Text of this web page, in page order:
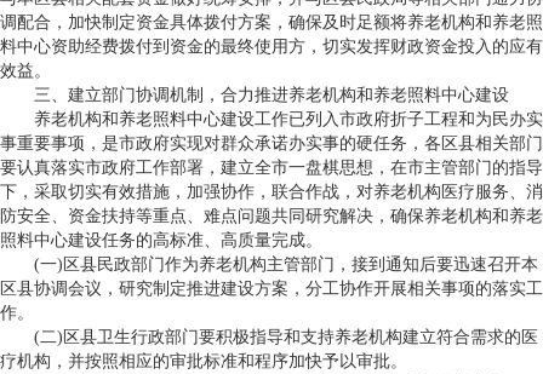
调配合，加快制定资金具体拨付方案，确保及时足额将养老机构和养老照
料中心资助经费拨付到资金的最终使用方，切实发挥财政资金投入的应有
效益。
三、建立部门协调机制，合力推进养老机构和养老照料中心建设
养老机构和养老照料中心建设工作已列入市政府折子工程和为民办实
事重要事项，是市政府实现对群众承诺办实事的硬任务，各区县相关部门
要认真落实市政府工作部署，建立全市一盘棋思想，在市主管部门的指导
下，采取切实有效措施，加强协作，联合作战，对养老机构医疗服务、消
防安全、资金扶持等重点、难点问题共同研究解决，确保养老机构和养老
照料中心建设任务的高标准、高质量完成。
(一)区县民政部门作为养老机构主管部门，接到通知后要迅速召开本
区县协调会议，研究制定推进建设方案，分工协作开展相关事项的落实工
作。
(二)区县卫生行政部门要积极指导和支持养老机构建立符合需求的医
疗机构，并按照相应的审批标准和程序加快予以审批。